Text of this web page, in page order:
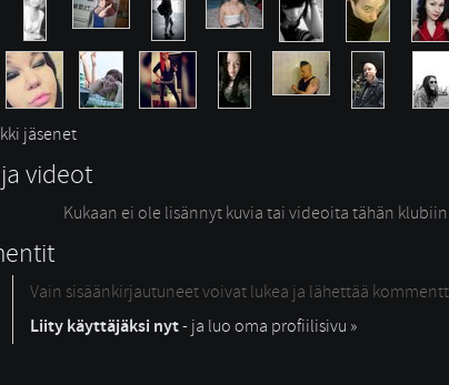
jäsenet
videot
Kukaan ei ole lisännyt kuvia tai videoita tähän
Vain sisäänkirjautuneet voivat lukea ja lähettää
Liity käyttäjäksi nyt- ja luo oma profiilisivu »